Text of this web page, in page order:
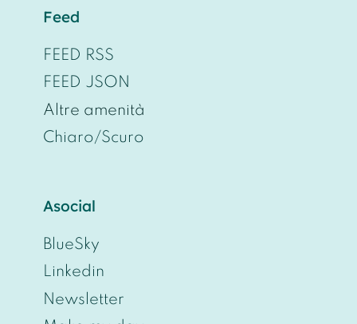
Feed
FEED RSS
FEED JSON
Altre amenità
Chiaro/Scuro
Asocial
BlueSky
Linkedin
Newsletter